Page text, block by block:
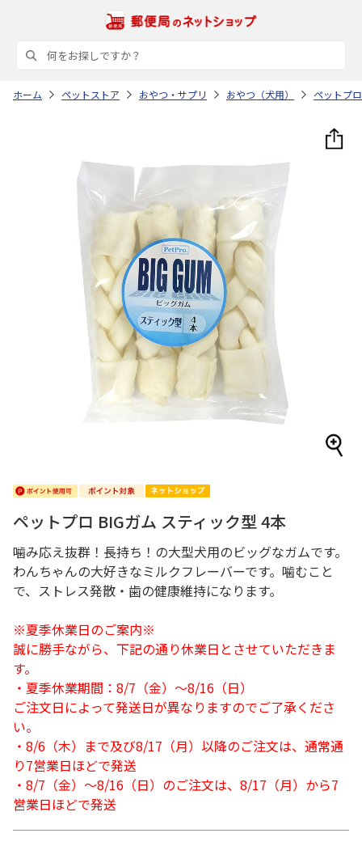
ホーム ペットストア おやつ・サプリ おやつ（犬用） ペットプ
ペットプロ BIGガム スティック型 4本
噛み応え抜群！長持ち！の大型犬用のビッグなガムです。
わんちゃんの大好きなミルクフレーバーです。噛むこと
で、ストレス発散・歯の健康維持になります。
※夏季休業日のご案内※
誠に勝手ながら、下記の通り休業日とさせていただきま
す。
・夏季休業期間：8/7（金）～8/16（日）
ご注文日によって発送日が異なりますのでご了承くださ
い。
・8/6（木）まで及び8/17（月）以降のご注文は、通常通
り7営業日ほどで発送
・8/7（金）～8/16（日）のご注文は、8/17（月）から7
営業日ほどで発送